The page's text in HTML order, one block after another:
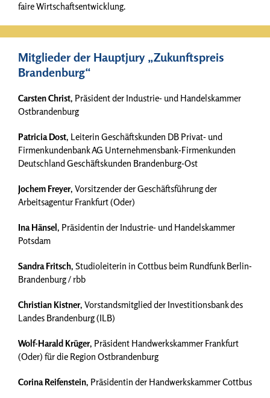
faire Wirtschaftsentwicklung.
Mitglieder der Hauptjury „Zukunftspreis
Brandenburg“
Carsten Christ, Präsident der Industrie- und Handelskammer
Ostbrandenburg
Patricia Dost, Leiterin Geschäftskunden DB Privat- und
Firmenkundenbank AG Unternehmensbank-Firmenkunden
Deutschland Geschäftskunden Brandenburg-Ost
Jochem Freyer, Vorsitzender der Geschäftsführung der
Arbeitsagentur Frankfurt (Oder)
Ina Hänsel , Präsidentin der Industrie- und Handelskammer
Potsdam
Sandra Fritsch, Studioleiterin in Cottbus beim Rundfunk Berlin-
Brandenburg / rbb
Christian Kistner, Vorstandsmitglied der Investitionsbank des
Landes Brandenburg (ILB)
Wolf-Harald Krüger, Präsident Handwerkskammer Frankfurt
(Oder) für die Region Ostbrandenburg
Corina Reifenstein, Präsidentin der Handwerkskammer Cottbus